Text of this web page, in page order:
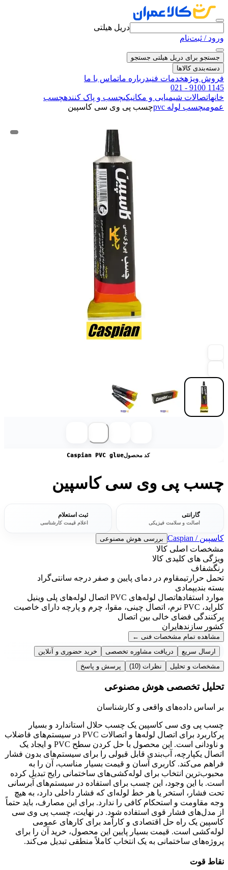
دریل هیلتی
ورود / ثبت‌نام
جستجو برای دریل هیلتی جستجو
دسته‌بندی کالاها
فروش ویژهخدمات فنیدرباره ماتماس با ما
021 - 9100 1145
خانهاتصالات شیمیایی و مکانیکیچسب و پاک کنندهچسب
عمومیچسب لوله pvc چسب پی وی سی کاسپین
کد محصولCaspian PVC glue
چسب پی وی سی کاسپین
گارانتی
اصالت و سلامت فیزیکی
ثبت استعلام
اعلام قیمت کارشناسی
کاسپین / Caspian بررسی هوش مصنوعی
مشخصات اصلی کالا
ویژگی های کلیدی کالا
رنگشفاف
تحمل حرارتیمقاوم در دمای پایین و صفر درجه سانتی‌گراد
بسته بندیپمادی
موارد استفاده
اتصال لوله‌های PVC اتصال لوله‌های پلی وینیل
کلراید، PVC نرم، اتصال چینی، مقوا، چرم و پارچه دارای خاصيت
پرکنندگی فضای خالی بين اتصال
کشور سازندهایران
مشاهده تمام مشخصات فنی ←
ارسال سریع
دریافت مشاوره تخصصی
خرید حضوری و آنلاین
مشخصات و تحلیل
نظرات (10) پرسش و پاسخ
تحلیل تخصصی هوش مصنوعی
بر اساس داده‌های واقعی و کارشناسان
چسب پی وی سی کاسپین یک چسب حلال استاندارد و بسیار
پرکاربرد برای اتصال لوله‌ها و اتصالات PVC در سیستم‌های فاضلاب
و ناودانی است. این محصول با حل کردن سطح PVC و ایجاد یک
اتصال یکپارچه، آب‌بندی قابل قبولی را برای سیستم‌های بدون فشار
فراهم می‌کند. کاربری آسان و قیمت بسیار مناسب، آن را به
محبوب‌ترین انتخاب برای لوله‌کشی‌های ساختمانی رایج تبدیل کرده
است. با این وجود، این چسب برای استفاده در سیستم‌های آبرسانی
تحت فشار، استخر یا هر خط لوله‌ای که فشار داخلی دارد، به هیچ
وجه مقاومت و استحکام کافی را ندارد. برای این مصارف، باید حتماً
از مدل‌های فشار قوی استفاده شود. در نهایت، چسب پی وی سی
کاسپین یک راه حل اقتصادی و کارآمد برای کارهای عمومی
لوله‌کشی است. قیمت بسیار پایین این محصول، خرید آن را برای
پروژه‌های ساختمانی به یک انتخاب کاملاً منطقی تبدیل می‌کند.
نقاط قوت